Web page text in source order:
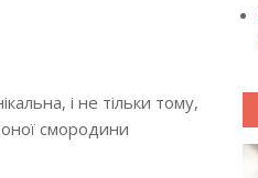
і не тільки тому,
смородини